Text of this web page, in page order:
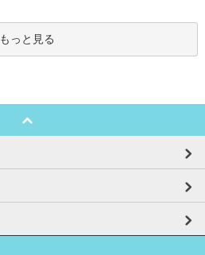
もっと見る